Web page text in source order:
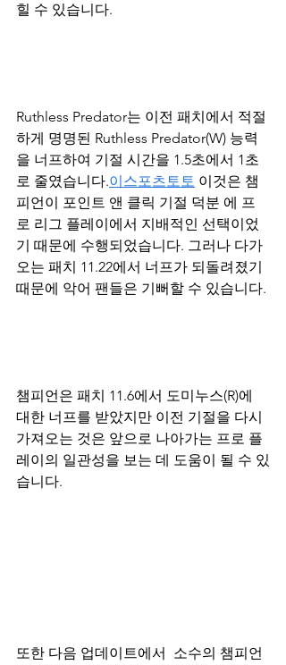
힐 수 있습니다.
Ruthless Predator는 이전 패치에서 적절
하게 명명된 Ruthless Predator(W) 능력
을 너프하여 기절 시간을 1.5초에서 1초
로 줄였습니다.이스포츠토토 이것은 챔
피언이 포인트 앤 클릭 기절 덕분 에 프
로 리그 플레이에서 지배적인 선택이었
기 때문에 수행되었습니다. 그러나 다가
오는 패치 11.22에서 너프가 되돌려졌기
때문에 악어 팬들은 기뻐할 수 있습니다.
챔피언은 패치 11.6에서 도미누스(R)에
대한 너프를 받았지만 이전 기절을 다시
가져오는 것은 앞으로 나아가는 프로 플
레이의 일관성을 보는 데 도움이 될 수 있
습니다.
또한 다음 업데이트에서  소수의 챔피언